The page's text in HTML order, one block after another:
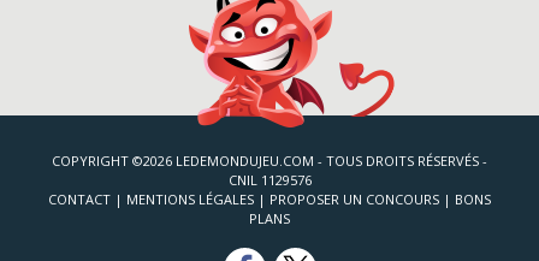
COPYRIGHT ©2026 LEDEMONDUJEU.COM - TOUS DROITS RÉSERVÉS -
CNIL 1129576
CONTACT | MENTIONS LÉGALES | PROPOSER UN CONCOURS | BONS
PLANS